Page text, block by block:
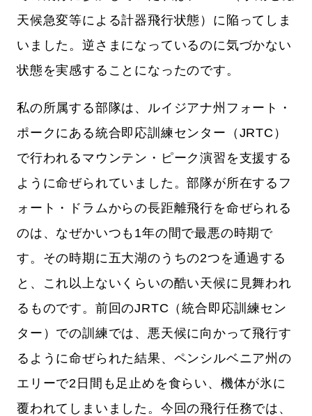
天候急変等による計器飛行状態）に陥ってしま
いました。逆さまになっているのに気づかない
状態を実感することになったのです。
私の所属する部隊は、ルイジアナ州フォート・
ポークにある統合即応訓練センター（JRTC）
で行われるマウンテン・ピーク演習を支援する
ように命ぜられていました。部隊が所在するフ
ォート・ドラムからの長距離飛行を命ぜられる
のは、なぜかいつも1年の間で最悪の時期で
す。その時期に五大湖のうちの2つを通過する
と、これ以上ないくらいの酷い天候に見舞われ
るものです。前回のJRTC（統合即応訓練セン
ター）での訓練では、悪天候に向かって飛行す
るように命ぜられた結果、ペンシルベニア州の
エリーで2日間も足止めを食らい、機体が氷に
覆われてしまいました。今回の飛行任務では、